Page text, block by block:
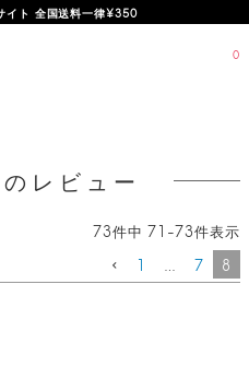
イト 全国送料一律¥350
0
レビュー
73件中 71 -73件表示
1
… 7 8